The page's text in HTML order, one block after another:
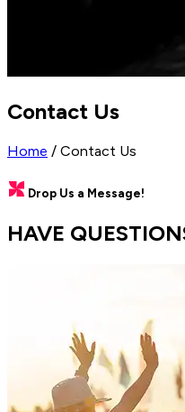
Contact Us
Home / Contact Us
Drop Us a Message!
HAVE